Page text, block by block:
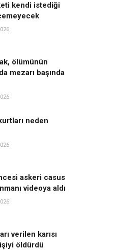
kendi istediği
ölümünün
mezarı başında
neden
askeri casus
videoya aldı
verilen karısı
öldürdü